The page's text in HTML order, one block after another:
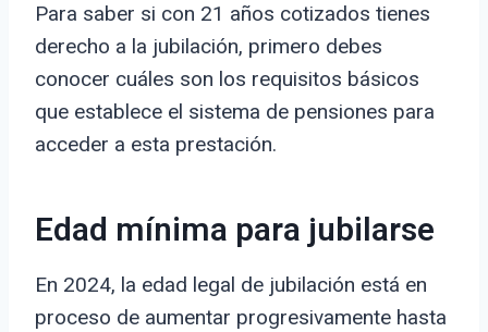
Para saber si con 21 años cotizados tienes
derecho a la jubilación, primero debes
conocer cuáles son los requisitos básicos
que establece el sistema de pensiones para
acceder a esta prestación.
Edad mínima para jubilarse
En 2024, la edad legal de jubilación está en
proceso de aumentar progresivamente hasta